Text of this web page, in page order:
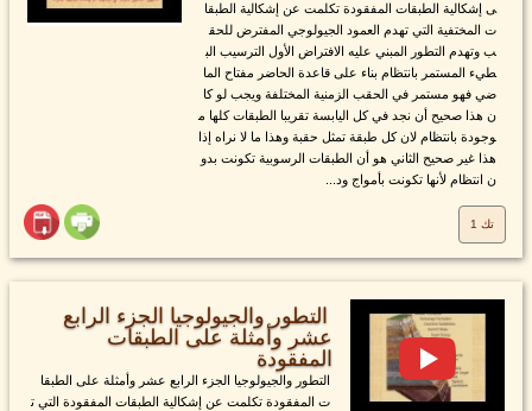
ى إشكالية الطبقات المفقودة تكلمت عن إشكالية الطبقا
ت المختفية التي تهدم العمود الجيولوجي المفترض للحق
ب وتهدم التطور المبني عليه الافتراض الأول الترسيب الب
طيء المستمر بانتظام بناء على قاعدة الحاضر مفتاح الما
ضي فهو مستمر في الحقب الزمنية المختلفة ويجب لو كا
ن هذا صحيح أن نجد في كل اليابسة تقريبا الطبقات كلها م
وجودة بانتظام لان كل طبقة تمثل حقبة وهذا ما لا نراه إذا
هذا غير صحيح الثاني هو أن الطبقات الرسوبية تكونت بدو
ن انتظام لأنها تكونت بأمواج ود...
تك 1
التطور والجيولوجيا الجزء الرابع
عشر وأمثلة على الطبقات
المفقودة
التطور والجيولوجيا الجزء الرابع عشر وأمثلة على الطبقا
ت المفقودة تكلمت عن إشكالية الطبقات المفقودة التي ت